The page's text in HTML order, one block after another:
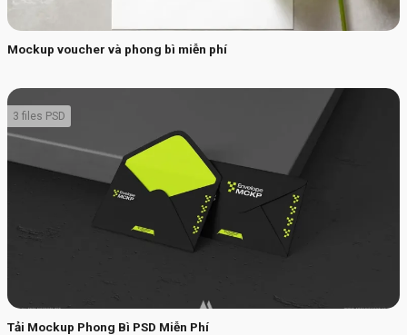
Mockup voucher và phong bì miễn phí
Tải Mockup Phong Bì PSD Miễn Phí
3 files PSD